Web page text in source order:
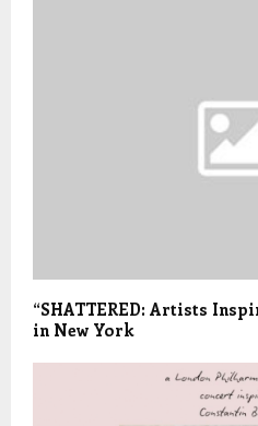
“SHATTERED: Artists
in New York